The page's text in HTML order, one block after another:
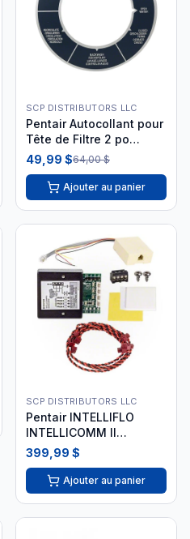
SCP DISTRIBUTORS LLC
Pentair Autocollant pour
Tête de Filtre 2 po
272576z i26
49,99 $64,00 $
Ajouter au panier
SCP DISTRIBUTORS LLC
Pentair INTELLIFLO
INTELLICOMM II
Interface Adapter 521109
399,99 $
Ajouter au panier